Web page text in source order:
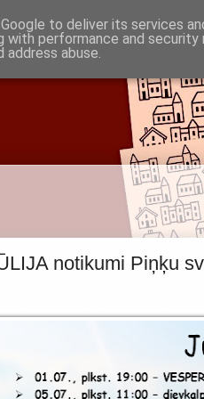
draudze
un Jaunmārupes luterāņiem
notikumi Piņķu
to deliver its services
with performance and
abuse.